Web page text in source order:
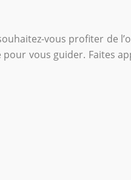
vous profiter de
vous guider. Faites